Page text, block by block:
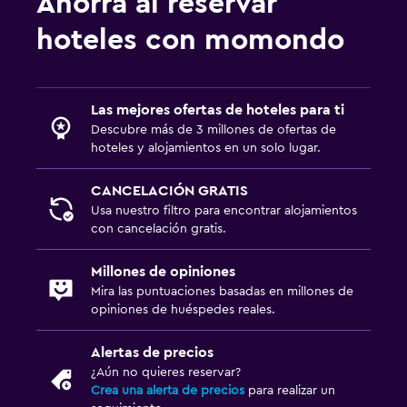
Bicicletas
Canotaje
Lavandería
Plancha y tabla de planchar
Habitación
Armario o clóset
Zona de trabajo
Fax/fotocopiadora
Comedor
hoteles con momondo
Las mejores ofertas de hoteles para ti
Descubre más de 3 millones de ofertas de
hoteles y alojamientos en un solo lugar.
CANCELACIÓN GRATIS
Usa nuestro filtro para encontrar alojamientos
con cancelación gratis.
Millones de opiniones
Mira las puntuaciones basadas en millones de
opiniones de huéspedes reales.
Alertas de precios
¿Aún no quieres reservar?
Crea una alerta de precios para realizar un